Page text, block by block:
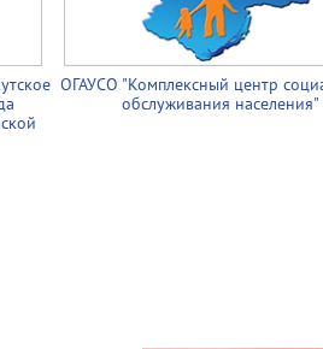
ОГАУСО "Комплексный центр
обслуживания населения"